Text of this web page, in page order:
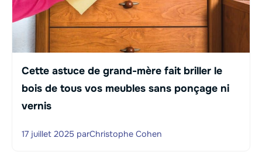
Cette astuce de grand-mère fait briller le
bois de tous vos meubles sans ponçage ni
vernis
17 juillet 2025 parChristophe Cohen